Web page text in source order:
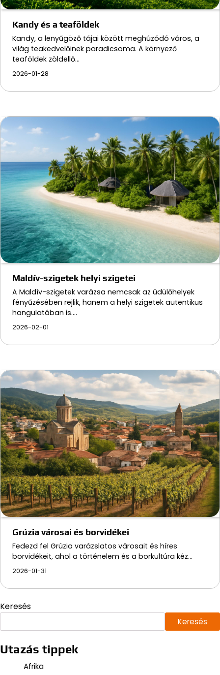
Kandy és a teaföldek
Kandy, a lenyűgöző tájai között meghúzódó város, a
világ teakedvelőinek paradicsoma. A környező
teaföldek zöldellő…
2026-01-28
Maldív-szigetek helyi szigetei
A Maldív-szigetek varázsa nemcsak az üdülőhelyek
fényűzésében rejlik, hanem a helyi szigetek autentikus
hangulatában is.…
2026-02-01
Grúzia városai és borvidékei
Fedezd fel Grúzia varázslatos városait és híres
borvidékeit, ahol a történelem és a borkultúra kéz…
2026-01-31
Keresés
Keresés
Utazás tippek
Afrika